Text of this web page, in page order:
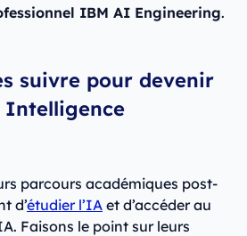
IBM AI Engineering.
suivre pour devenir
parcours académiques post-
d’étudier l’IA et d’accéder au
Faisons le point sur leurs